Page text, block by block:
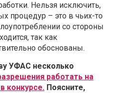
Нельзя исключить,
процедур – это в чьих-то
со стороны
так как
обоснованы.
УФАС несколько
работать на
конкурсе. Поясните,